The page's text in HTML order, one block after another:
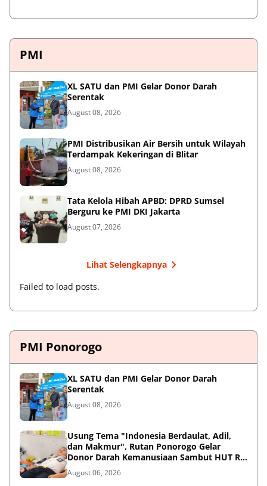
PMI
XL SATU dan PMI Gelar Donor Darah
Serentak
August 08, 2026
PMI Distribusikan Air Bersih untuk Wilayah
Terdampak Kekeringan di Blitar
August 08, 2026
Tata Kelola Hibah APBD: DPRD Sumsel
Berguru ke PMI DKI Jakarta
August 07, 2026
Lihat Selengkapnya
Failed to load posts.
PMI Ponorogo
XL SATU dan PMI Gelar Donor Darah
Serentak
August 08, 2026
Usung Tema "Indonesia Berdaulat, Adil,
dan Makmur", Rutan Ponorogo Gelar
Donor Darah Kemanusiaan Sambut HUT RI
ke-81
August 06, 2026